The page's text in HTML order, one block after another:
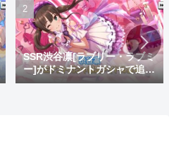
SSR渋谷凛[ラブリー・ラブミ
ー]がドミナントガシャで追
加！蒼を捨てし8周目先発ゴ